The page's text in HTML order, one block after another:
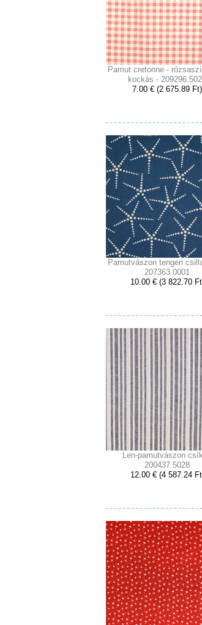
Pamut cretonne -
kockás -
7.00 € (2 675.89 Ft)
Pamutvászon tengeri
207363.0001
10.00 € (3 822.70
Len-pamutvászon
200437.5028
12.00 € (4 587.24